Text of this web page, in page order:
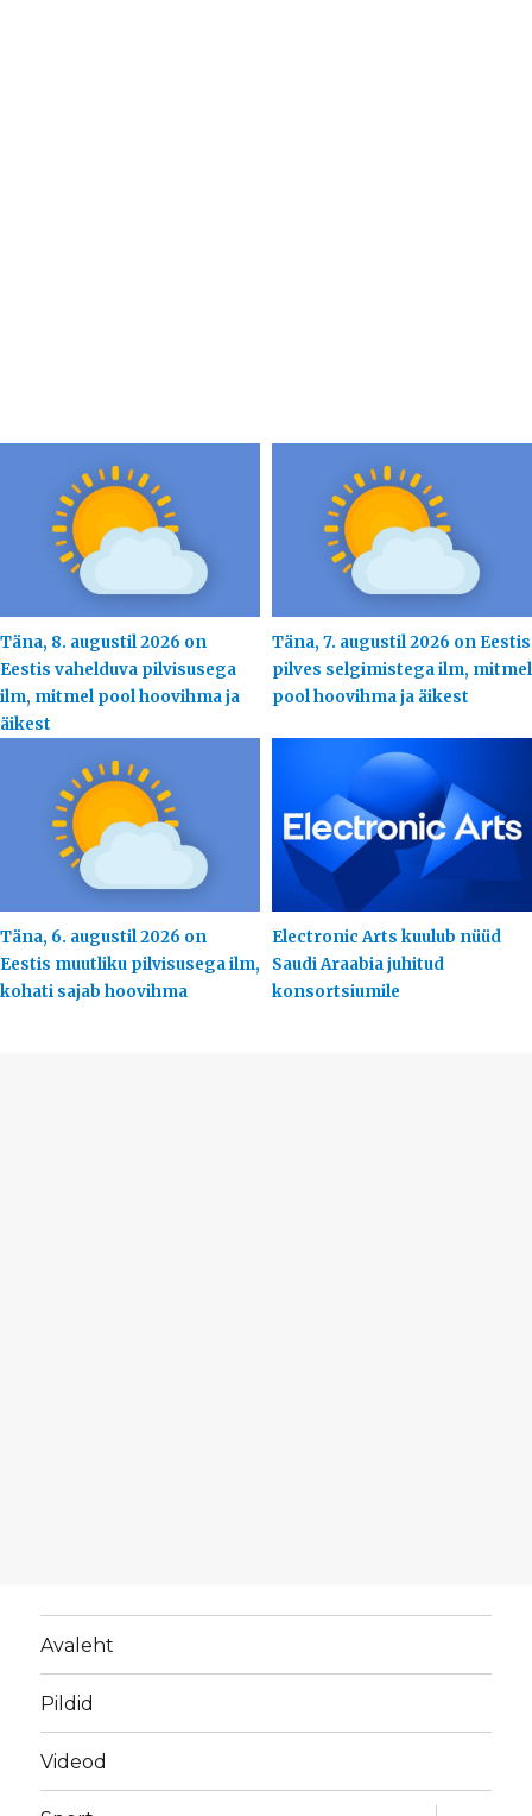
Täna, 8. augustil 2026 on
Eestis vahelduva pilvisusega
ilm, mitmel pool hoovihma ja
äikest
Täna, 7. augustil 2026 on Eestis
pilves selgimistega ilm, mitmel
pool hoovihma ja äikest
Täna, 6. augustil 2026 on
Eestis muutliku pilvisusega ilm,
kohati sajab hoovihma
Electronic Arts kuulub nüüd
Saudi Araabia juhitud
konsortsiumile
Avaleht
Pildid
Videod